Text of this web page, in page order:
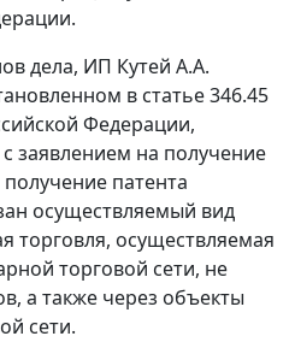
дела, ИП Кутей А.А.
в статье 346.45
Федерации,
заявлением на получение
патента
осуществляемый вид
торговля, осуществляемая
торговой сети, не
а также через объекты
сети.